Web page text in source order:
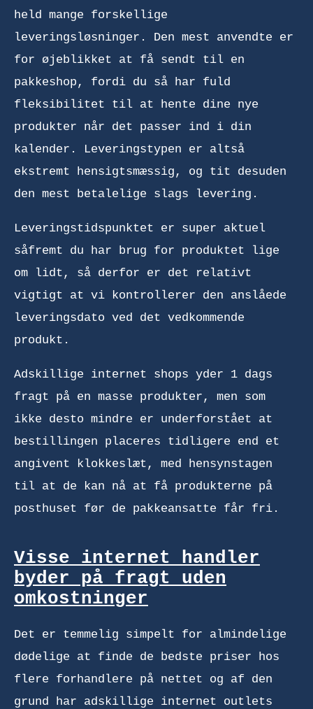
held mange forskellige
leveringsløsninger. Den mest anvendte er
for øjeblikket at få sendt til en
pakkeshop, fordi du så har fuld
fleksibilitet til at hente dine nye
produkter når det passer ind i din
kalender. Leveringstypen er altså
ekstremt hensigtsmæssig, og tit desuden
den mest betalelige slags levering.
Leveringstidspunktet er super aktuel
såfremt du har brug for produktet lige
om lidt, så derfor er det relativt
vigtigt at vi kontrollerer den anslåede
leveringsdato ved det vedkommende
produkt.
Adskillige internet shops yder 1 dags
fragt på en masse produkter, men som
ikke desto mindre er underforstået at
bestillingen placeres tidligere end et
angivent klokkeslæt, med hensynstagen
til at de kan nå at få produkterne på
posthuset før de pakkeansatte får fri.
Visse internet handler
byder på fragt uden
omkostninger
Det er temmelig simpelt for almindelige
dødelige at finde de bedste priser hos
flere forhandlere på nettet og af den
grund har adskillige internet outlets